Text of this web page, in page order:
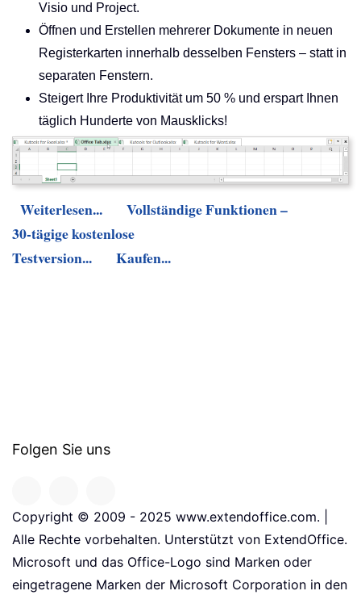
Visio und Project.
Öffnen und Erstellen mehrerer Dokumente in neuen
Registerkarten innerhalb desselben Fensters – statt in
separaten Fenstern.
Steigert Ihre Produktivität um 50 % und erspart Ihnen
täglich Hunderte von Mausklicks!
Weiterlesen...
Vollständige Funktionen –
30-tägige kostenlose
Testversion...
Kaufen...
Folgen Sie uns
Copyright © 2009 - 2025 www.extendoffice.com. |
Alle Rechte vorbehalten. Unterstützt von ExtendOffice.
Microsoft und das Office-Logo sind Marken oder
eingetragene Marken der Microsoft Corporation in den